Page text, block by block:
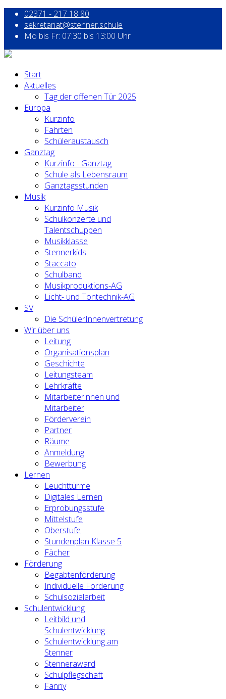
02371 - 217 18 80
sekretariat@stenner.schule
Mo bis Fr: 07:30 bis 13:00 Uhr
Start
Aktuelles
Tag der offenen Tür 2025
Europa
Kurzinfo
Fahrten
Schüleraustausch
Ganztag
Kurzinfo - Ganztag
Schule als Lebensraum
Ganztagsstunden
Musik
Kurzinfo Musik
Schulkonzerte und
Talentschuppen
Musikklasse
Stennerkids
Staccato
Schulband
Musikproduktions-AG
Licht- und Tontechnik-AG
SV
Die SchülerInnenvertretung
Wir über uns
Leitung
Organisationsplan
Geschichte
Leitungsteam
Lehrkräfte
Mitarbeiterinnen und
Mitarbeiter
Förderverein
Partner
Räume
Anmeldung
Bewerbung
Lernen
Leuchttürme
Digitales Lernen
Erprobungsstufe
Mittelstufe
Oberstufe
Stundenplan Klasse 5
Fächer
Förderung
Begabtenförderung
Individuelle Förderung
Schulsozialarbeit
Schulentwicklung
Leitbild und
Schulentwicklung
Schulentwicklung am
Stenner
Stenneraward
Schulpflegschaft
Fanny